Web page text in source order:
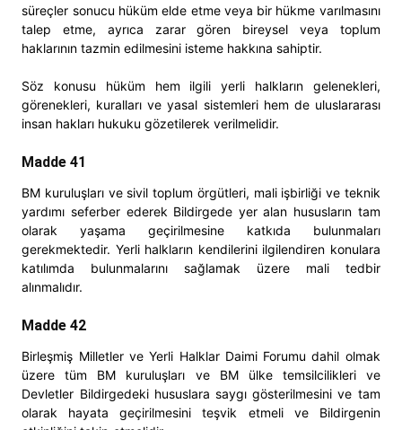
süreçler sonucu hüküm elde etme veya bir hükme varılmasını
talep etme, ayrıca zarar gören bireysel veya toplum
haklarının tazmin edilmesini isteme hakkına sahiptir.
Söz konusu hüküm hem ilgili yerli halkların gelenekleri,
görenekleri, kuralları ve yasal sistemleri hem de uluslararası
insan hakları hukuku gözetilerek verilmelidir.
Madde 41
BM kuruluşları ve sivil toplum örgütleri, mali işbirliği ve teknik
yardımı seferber ederek Bildirgede yer alan hususların tam
olarak yaşama geçirilmesine katkıda bulunmaları
gerekmektedir. Yerli halkların kendilerini ilgilendiren konulara
katılımda bulunmalarını sağlamak üzere mali tedbir
alınmalıdır.
Madde 42
Birleşmiş Milletler ve Yerli Halklar Daimi Forumu dahil olmak
üzere tüm BM kuruluşları ve BM ülke temsilcilikleri ve
Devletler Bildirgedeki hususlara saygı gösterilmesini ve tam
olarak hayata geçirilmesini teşvik etmeli ve Bildirgenin